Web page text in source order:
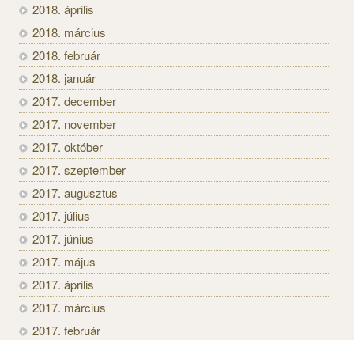
2018. április
2018. március
2018. február
2018. január
2017. december
2017. november
2017. október
2017. szeptember
2017. augusztus
2017. július
2017. június
2017. május
2017. április
2017. március
2017. február